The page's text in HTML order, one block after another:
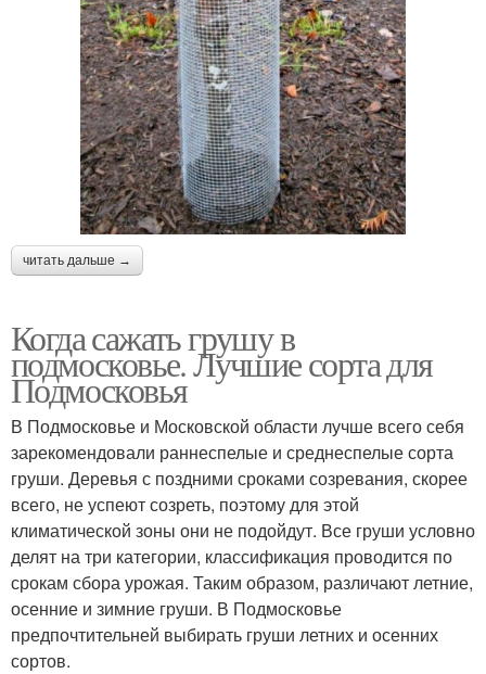
читать дальше →
Когда сажать грушу в
подмосковье. Лучшие сорта для
Подмосковья
В Подмосковье и Московской области лучше всего себя
зарекомендовали раннеспелые и среднеспелые сорта
груши. Деревья с поздними сроками созревания, скорее
всего, не успеют созреть, поэтому для этой
климатической зоны они не подойдут. Все груши условно
делят на три категории, классификация проводится по
срокам сбора урожая. Таким образом, различают летние,
осенние и зимние груши. В Подмосковье
предпочтительней выбирать груши летних и осенних
сортов.